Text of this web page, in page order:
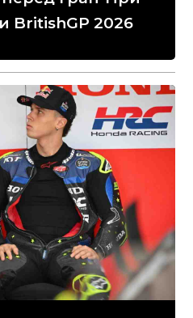
BritishGP 2026